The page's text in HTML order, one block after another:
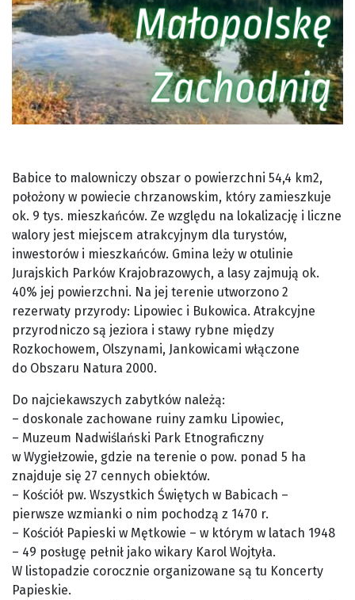
Babice to malowniczy obszar o powierzchni 54,4 km2,
położony w powiecie chrzanowskim, który zamieszkuje
ok. 9 tys. mieszkańców. Ze względu na lokalizację i liczne
walory jest miejscem atrakcyjnym dla turystów,
inwestorów i mieszkańców. Gmina leży w otulinie
Jurajskich Parków Krajobrazowych, a lasy zajmują ok.
40% jej powierzchni. Na jej terenie utworzono 2
rezerwaty przyrody: Lipowiec i Bukowica. Atrakcyjne
przyrodniczo są jeziora i stawy rybne między
Rozkochowem, Olszynami, Jankowicami włączone
do Obszaru Natura 2000.
Do najciekawszych zabytków należą:
– doskonale zachowane ruiny zamku Lipowiec,
– Muzeum Nadwiślański Park Etnograficzny
w Wygiełzowie, gdzie na terenie o pow. ponad 5 ha
znajduje się 27 cennych obiektów.
– Kościół pw. Wszystkich Świętych w Babicach –
pierwsze wzmianki o nim pochodzą z 1470 r.
– Kościół Papieski w Mętkowie – w którym w latach 1948
– 49 posługę pełnił jako wikary Karol Wojtyła.
W listopadzie corocznie organizowane są tu Koncerty
Papieskie.